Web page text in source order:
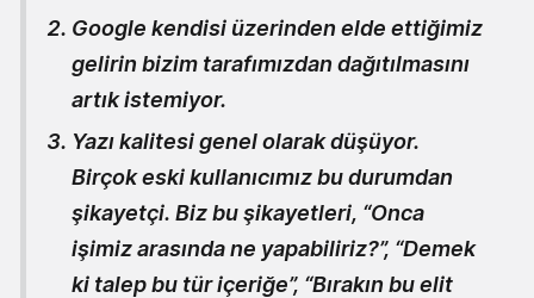
Google kendisi üzerinden elde ettiğimiz
gelirin bizim tarafımızdan dağıtılmasını
artık istemiyor.
Yazı kalitesi genel olarak düşüyor.
Birçok eski kullanıcımız bu durumdan
şikayetçi. Biz bu şikayetleri, “Onca
işimiz arasında ne yapabiliriz?”, “Demek
ki talep bu tür içeriğe”, “Bırakın bu elit